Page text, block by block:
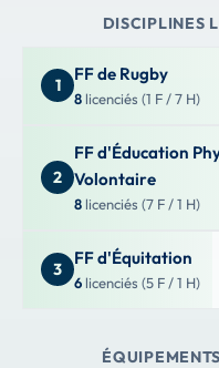
DISCIPLINES
1
FF de Rugby
8 licenciés (1 F / 7 H)
2
FF d'Éducation
Volontaire
8 licenciés (7 F / 1 H)
3
FF d'Équitation
6 licenciés (5 F / 1 H)